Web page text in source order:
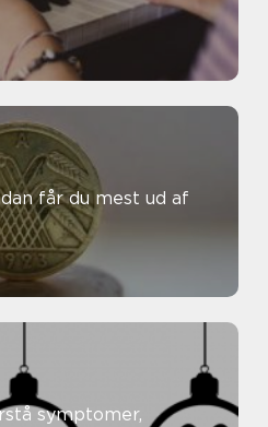
får du mest ud af